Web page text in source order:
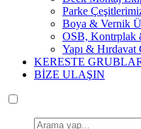
Parke
Boya & Vernik
OSB, Kontrplak
Yapı & Hırdavat
KERESTE
BİZE ULAŞIN